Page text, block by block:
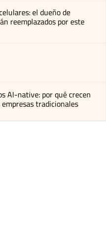
el dueño de
reemplazados por este
AI-native: por qué crecen
tradicionales